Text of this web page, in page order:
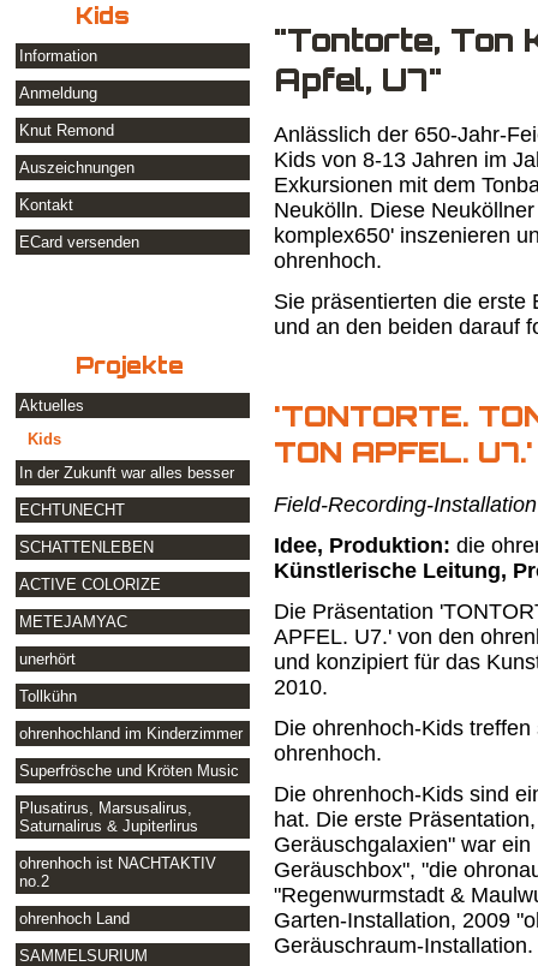
Kids
Information
Anmeldung
Knut Remond
Auszeichnungen
Kontakt
ECard versenden
Projekte
Aktuelles
Kids
In der Zukunft war alles besser
ECHTUNECHT
SCHATTENLEBEN
ACTIVE COLORIZE
METEJAMYAC
unerhört
Tollkühn
ohrenhochland im Kinderzimmer
Superfrösche und Kröten Music
Plusatirus, Marsusalirus,
Saturnalirus & Jupiterlirus
ohrenhoch ist NACHTAKTIV
no.2
ohrenhoch Land
SAMMELSURIUM
"Tontorte, Ton
Apfel, U7"
Anlässlich der 650-Jahr-
Kids von 8-13 Jahren im
Exkursionen mit dem
Neukölln. Diese
komplex650' inszenieren
ohrenhoch.
Sie präsentierten die erste
und an den beiden darauf
'TONTORTE.
TON APFEL. U7.'
Field-Recording-Installation
Idee, Produktion: die
Künstlerische Leitung,
Die Präsentation
APFEL. U7.' von den
und konzipiert für das
2010.
Die ohrenhoch-Kids
ohrenhoch.
Die ohrenhoch-Kids sind
hat. Die erste
Geräuschgalaxien" war
Geräuschbox", "die
"Regenwurmstadt &
Garten-Installation, 2009
Geräuschraum-Installation.